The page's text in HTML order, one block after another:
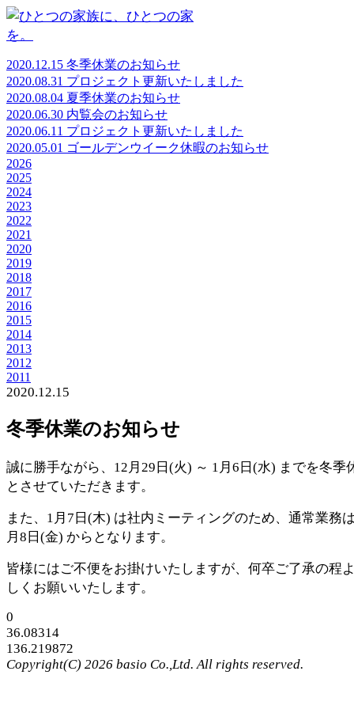
メインコンテンツに移動
2020.12.15 冬季休業のお知らせ
2020.08.31 プロジェクト更新いたしました
2020.08.04 夏季休業のお知らせ
2020.06.30 内覧会のお知らせ
2020.06.11 プロジェクト更新いたしました
2020.05.01 ゴールデンウイーク休暇のお知らせ
2026
2025
2024
2023
2022
2021
2020
2019
2018
2017
2016
2015
2014
2013
2012
2011
2020.12.15
冬季休業のお知らせ
誠に勝手ながら、12月29日(火) ～ 1月6日(水) までを冬季
とさせていただきます。
また、1月7日(木) は社内ミーティングのため、通常業務
月8日(金) からとなります。
皆様にはご不便をお掛けいたしますが、何卒ご了承の程
しくお願いいたします。
0
36.08314
136.219872
Copyright(C) 2026 basio Co.,Ltd. All rights reserved.